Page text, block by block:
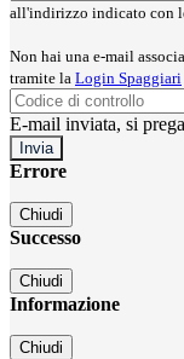
all'indirizzo indicato con
Non hai una e-mail
tramite la Login Spaggiari
E-mail inviata, si
Errore
Chiudi
Successo
Chiudi
Informazione
Chiudi